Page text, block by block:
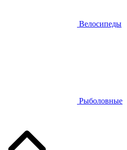
Велосипеды
Рыболовные